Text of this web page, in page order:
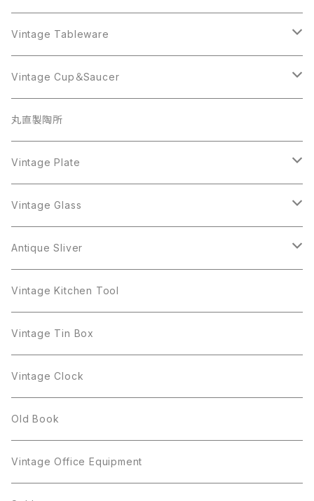
BSK
Cerrito
Gerry's
Giovanni
GOLD CROWN
Kramer
JJ
Sarah Coventry
植物モチーフ
Trifari
Sarah Coventry
AVON
Beatrix
BSK
Coro
Crown Trifari
Danecraft
Gerry's
Giovanni
GOLD CROWN
JJ
Kramer
JJ
Lisner
Sarah Coventry
Richelieu
W.Gemany
植物モチーフ
BSK
STAR
Crown Trifari
Monet
Napier
Richelieu
Rhinestone
Sarah Coventry
STAR
Trifari
CELINE
Vintage Tableware
Glass
iittala
arcopal
CupSaucer
BAVARIA
Antique Silver
Milk Pot
Pot
Mag Cup
Vase
Plate
Figgjo
BILTONS
Spoon
Silver
Vintage Cup＆Saucer
BAVARIA
Mosa
arcopal
丸直製陶所
Vintage Plate
Figgjo
BILTONS
Vintage Glass
iittala
Luminarc
arcoroc
arcopal
Antique Sliver
Pot
Milk Pot
Spoon
cup
Vintage Kitchen Tool
Vintage Tin Box
Vintage Clock
Old Book
Vintage Office Equipment